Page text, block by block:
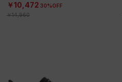
￥10,472 30%OFF
￥14,960